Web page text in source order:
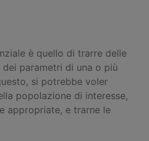
è quello di trarre delle
parametri di una o più
si potrebbe voler
popolazione di interesse,
appropriate, e trarne le